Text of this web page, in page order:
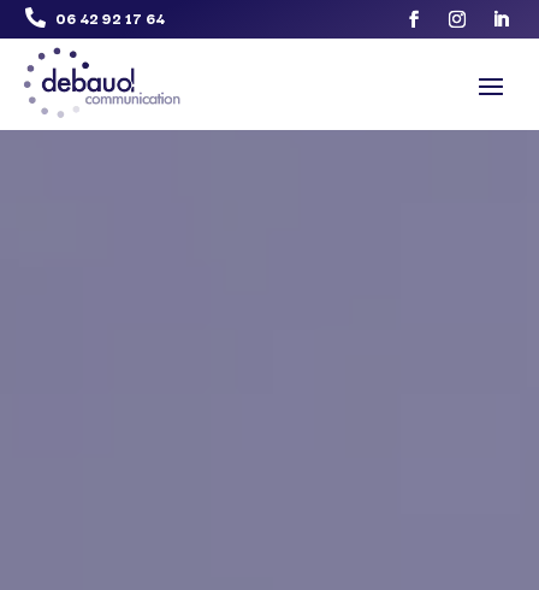
 06 42 92 17 64